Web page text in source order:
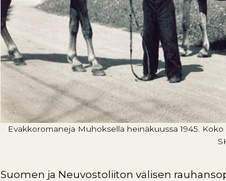
Evakkoromaneja Muhoksella heinäkuussa 1945.
Suomen ja Neuvostoliiton välisen